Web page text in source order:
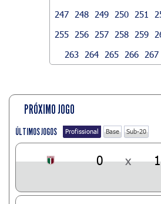
247
248 249 250 251
255
256 257 258 259
263
264 265 266 267
PRÓXIMO JOGO
ÚLTIMOS JOGOS Profissional Base Sub-20
0 x 1